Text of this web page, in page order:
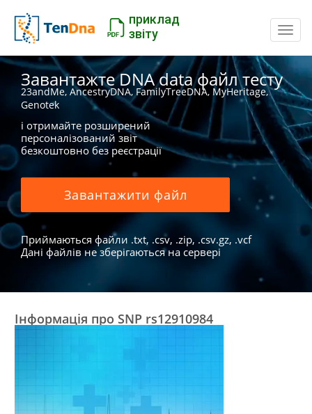
приклад
звіту
Завантажте DNA data файл тесту
23andMe, AncestryDNA, FamilyTreeDNA, MyHeritage,
Genotek
і отримайте розширений
персоналізований звіт
безкоштовно без реєстрації
Завантажити файл
Приймаються файли .txt, .csv, .zip, .csv.gz, .vcf
Дані файлів не зберігаються на сервері
Інформація про SNP rs12910984